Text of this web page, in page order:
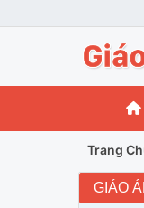
Trang
GIÁO